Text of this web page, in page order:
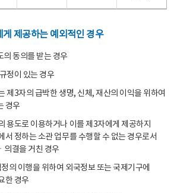
제공하는 예외적인 경우
의 동의를 받는 경우
정이 있는 경우
제3자의 급박한 생명, 신체, 재산의 이익을 위하여
경우
용도로 이용하거나 이를 제3자에게 제공하지
서 정하는 소관 업무를 수행할 수 없는 경우로서
의결을 거친 경우
의 이행을 위하여 외국정보 또는 국제기구에
한 경우